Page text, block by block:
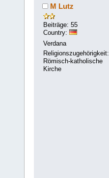
M Lutz
Beiträge: 55
Country:
Verdana
Religionszugehörigkeit:
Römisch-katholische
Kirche